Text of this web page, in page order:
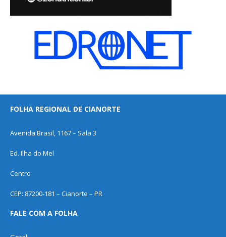
FOLHA REGIONAL DE CIANORTE
Avenida Brasil, 1167 – Sala 3
Ed. Ilha do Mel
Centro
CEP: 87200-181 – Cianorte – PR
FALE COM A FOLHA